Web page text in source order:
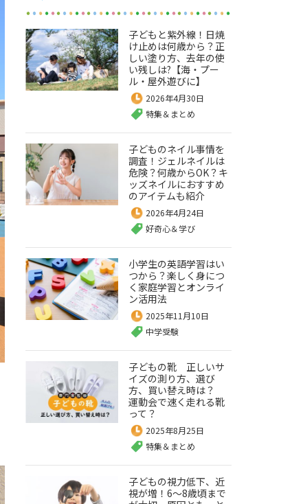
子どもと紫外線！日焼
け止めは何歳から？正
しい塗り方、去年の使
い残しは?【海・プー
ル・屋外遊びに】
2026年4月30日
特集＆まとめ
子どものネイル事情を
調査！ジェルネイルは
危険？何歳からOK？キ
ッズネイルにおすすめ
のアイテムも紹介
2026年4月24日
好奇心＆学び
小学生の英語学習はい
つから？楽しく身につ
く家庭学習とオンライ
ン活用法
2025年11月10日
中学受験
子どもの靴 正しいサ
イズの測り方、選び
方、買い替え時は？
運動会で速く走れる靴
って？
2025年8月25日
特集＆まとめ
子どもの視力低下、近
視が増！6～8歳頃まで